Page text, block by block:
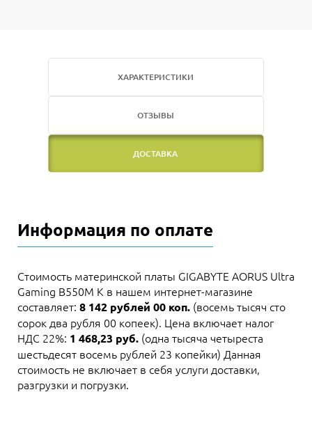
ХАРАКТЕРИСТИКИ
ОТЗЫВЫ
ДОСТАВКА
Информация по оплате
Стоимость материнской платы GIGABYTE AORUS Ultra
Gaming B550M K в нашем интернет-магазине
составляет: 8 142 рублей 00 коп. (восемь тысяч сто
сорок два рубля 00 копеек). Цена включает налог
НДС 22%: 1 468,23 руб. (одна тысяча четыреста
шестьдесят восемь рублей 23 копейки) Данная
стоимость не включает в себя услуги доставки,
разгрузки и погрузки.